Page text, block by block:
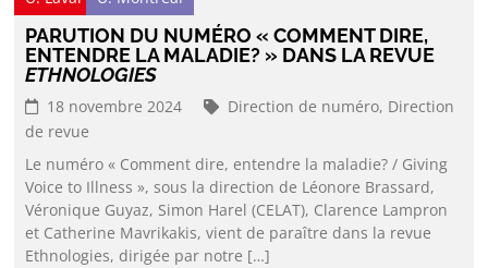
PARUTION DU NUMÉRO « COMMENT DIRE,
ENTENDRE LA MALADIE? » DANS LA REVUE
ETHNOLOGIES
18 novembre 2024 Direction de numéro, Direction
de revue
Le numéro « Comment dire, entendre la maladie? / Giving
Voice to Illness », sous la direction de Léonore Brassard,
Véronique Guyaz, Simon Harel (CELAT), Clarence Lampron
et Catherine Mavrikakis, vient de paraître dans la revue
Ethnologies, dirigée par notre […]